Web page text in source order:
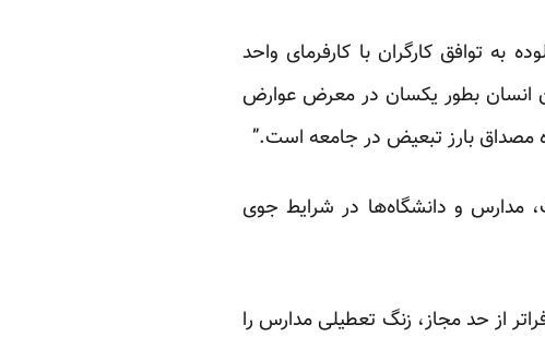
به توافق کارگران با کارفرمای واحد
انسان بطور یکسان در معرض عوارض
مصداق بارز تبعیض در جامعه است.”
مدارس و دانشگاه‌ها در شرایط جوی
در اهواز و برخی دیگر از شهرهای استان خوزستان با حدود ۲۵ برابر فراتر از حد مجاز، زنگ تعطیلی مدارس را